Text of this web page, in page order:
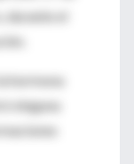
el
hormona
ninguna